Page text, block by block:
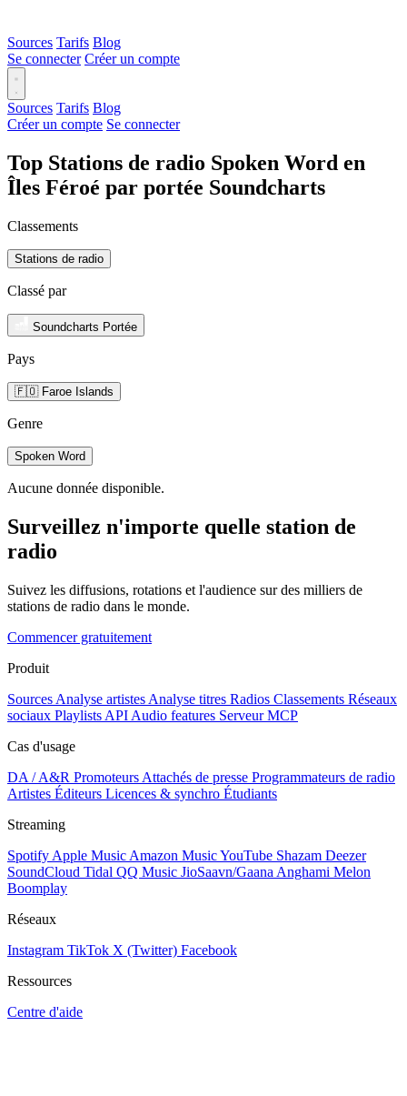
Sources Tarifs Blog
Se connecter Créer un compte
Sources Tarifs Blog
Créer un compte Se connecter
Top Stations de radio Spoken Word en
Îles Féroé par portée Soundcharts
Classements
Stations de radio
Classé par
Soundcharts Portée
Pays
🇫🇴 Faroe Islands
Genre
Spoken Word
Aucune donnée disponible.
Surveillez n'importe quelle station de
radio
Suivez les diffusions, rotations et l'audience sur des milliers de
stations de radio dans le monde.
Commencer gratuitement
Produit
Sources Analyse artistes Analyse titres Radios Classements Réseaux
sociaux Playlists API Audio features Serveur MCP
Cas d'usage
DA / A&R Promoteurs Attachés de presse Programmateurs de radio
Artistes Éditeurs Licences & synchro Étudiants
Streaming
Spotify Apple Music Amazon MusicYouTube Shazam Deezer
SoundCloud Tidal QQ Music JioSaavn/Gaana Anghami Melon
Boomplay
Réseaux
Instagram TikTok X (Twitter) Facebook
Ressources
Centre d'aide